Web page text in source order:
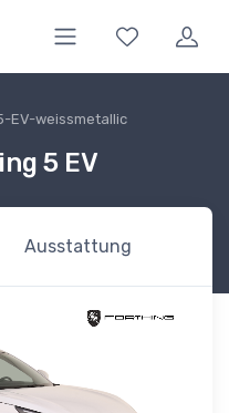
EV-weissmetallic
5 EV
Ausstattung